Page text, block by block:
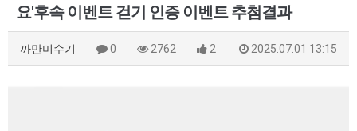
요'후속 이벤트 걷기 인증 이벤트 추첨결과
까만미수기 0 2762 2 2025.07.01 13:15